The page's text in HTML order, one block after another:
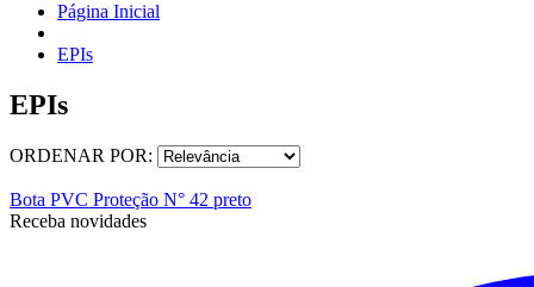
Página Inicial
EPIs
EPIs
ORDENAR POR:
Bota PVC Proteção N° 42 preto
Receba novidades